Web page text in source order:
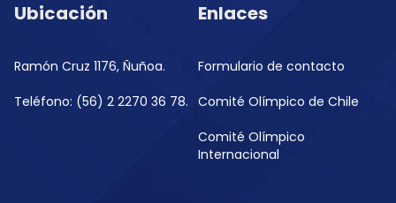
Ubicación
Ramón Cruz 1176, Ñuñoa.
Teléfono: (56) 2 2270 36 78.
Enlaces
Formulario de contacto
Comité Olímpico de Chile
Comité Olímpico
Internacional